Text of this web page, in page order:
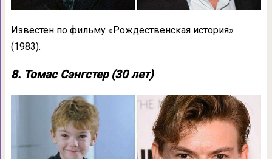
Известен по фильму «Рождественская история»
(1983).
8. Томас Сэнгстер (30 лет)